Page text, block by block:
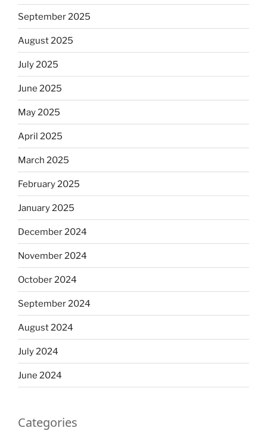
September 2025
August 2025
July 2025
June 2025
May 2025
April 2025
March 2025
February 2025
January 2025
December 2024
November 2024
October 2024
September 2024
August 2024
July 2024
June 2024
Categories